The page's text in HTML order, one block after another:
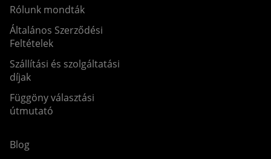
Rólunk mondták
Általános Szerződési
Feltételek
Szállítási és szolgáltatási
díjak
Függöny választási
útmutató
Blog